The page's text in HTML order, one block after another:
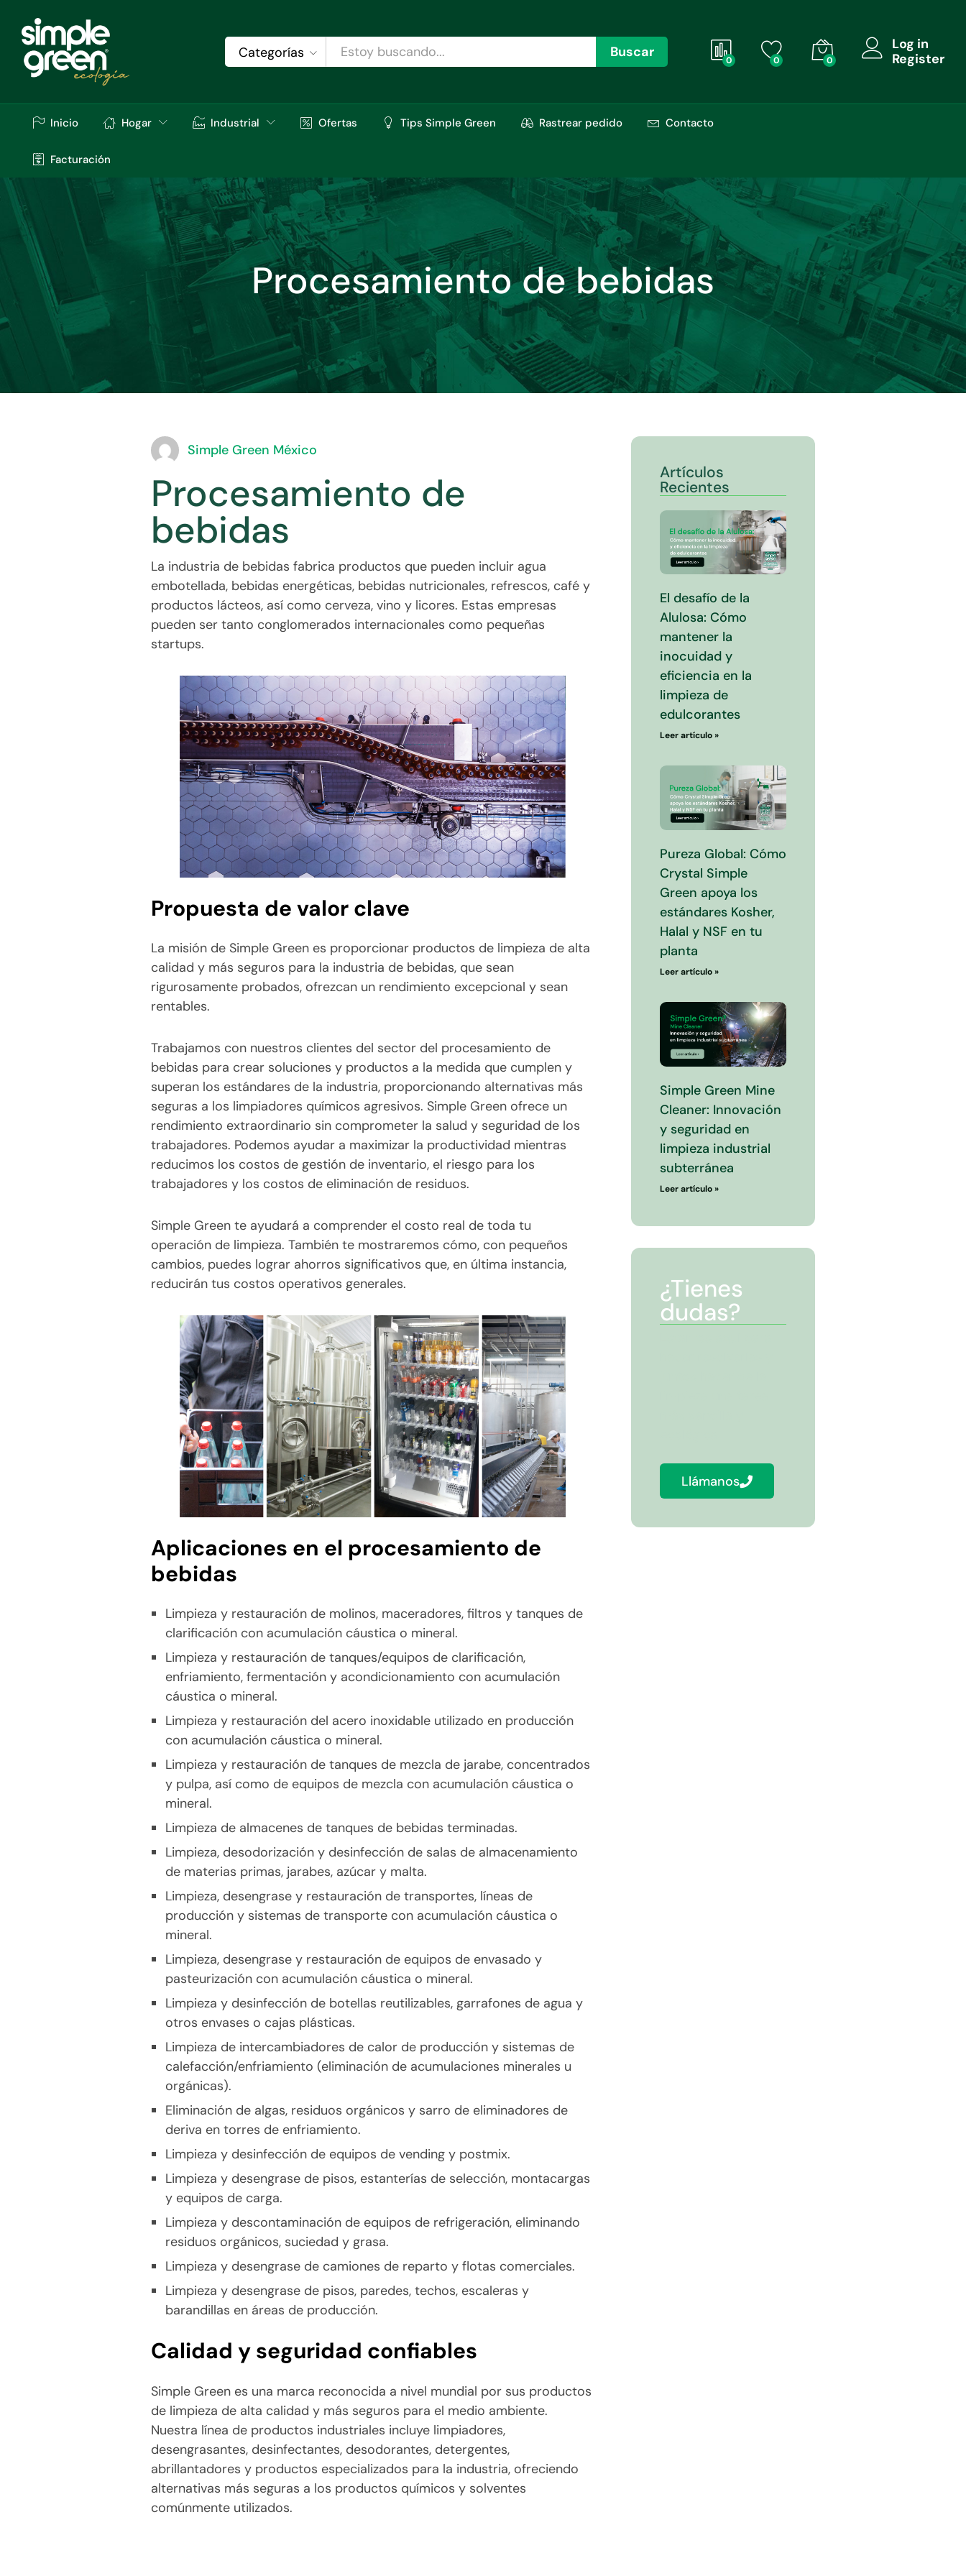
Categorías Buscar 0 0 0
Log in
Register
Inicio Hogar Industrial Ofertas Tips Simple Green Rastrear pedido Contacto
Facturación
Procesamiento de bebidas
Simple Green México
Procesamiento de
bebidas
La industria de bebidas fabrica productos que pueden incluir agua
embotellada, bebidas energéticas, bebidas nutricionales, refrescos, café y
productos lácteos, así como cerveza, vino y licores. Estas empresas
pueden ser tanto conglomerados internacionales como pequeñas
startups.
Propuesta de valor clave
La misión de Simple Green es proporcionar productos de limpieza de alta
calidad y más seguros para la industria de bebidas, que sean
rigurosamente probados, ofrezcan un rendimiento excepcional y sean
rentables.
Trabajamos con nuestros clientes del sector del procesamiento de
bebidas para crear soluciones y productos a la medida que cumplen y
superan los estándares de la industria, proporcionando alternativas más
seguras a los limpiadores químicos agresivos. Simple Green ofrece un
rendimiento extraordinario sin comprometer la salud y seguridad de los
trabajadores. Podemos ayudar a maximizar la productividad mientras
reducimos los costos de gestión de inventario, el riesgo para los
trabajadores y los costos de eliminación de residuos.
Simple Green te ayudará a comprender el costo real de toda tu
operación de limpieza. También te mostraremos cómo, con pequeños
cambios, puedes lograr ahorros significativos que, en última instancia,
reducirán tus costos operativos generales.
Aplicaciones en el procesamiento de
bebidas
Limpieza y restauración de molinos, maceradores, filtros y tanques de
clarificación con acumulación cáustica o mineral.
Limpieza y restauración de tanques/equipos de clarificación,
enfriamiento, fermentación y acondicionamiento con acumulación
cáustica o mineral.
Limpieza y restauración del acero inoxidable utilizado en producción
con acumulación cáustica o mineral.
Limpieza y restauración de tanques de mezcla de jarabe, concentrados
y pulpa, así como de equipos de mezcla con acumulación cáustica o
mineral.
Limpieza de almacenes de tanques de bebidas terminadas.
Limpieza, desodorización y desinfección de salas de almacenamiento
de materias primas, jarabes, azúcar y malta.
Limpieza, desengrase y restauración de transportes, líneas de
producción y sistemas de transporte con acumulación cáustica o
mineral.
Limpieza, desengrase y restauración de equipos de envasado y
pasteurización con acumulación cáustica o mineral.
Limpieza y desinfección de botellas reutilizables, garrafones de agua y
otros envases o cajas plásticas.
Limpieza de intercambiadores de calor de producción y sistemas de
calefacción/enfriamiento (eliminación de acumulaciones minerales u
orgánicas).
Eliminación de algas, residuos orgánicos y sarro de eliminadores de
deriva en torres de enfriamiento.
Limpieza y desinfección de equipos de vending y postmix.
Limpieza y desengrase de pisos, estanterías de selección, montacargas
y equipos de carga.
Limpieza y descontaminación de equipos de refrigeración, eliminando
residuos orgánicos, suciedad y grasa.
Limpieza y desengrase de camiones de reparto y flotas comerciales.
Limpieza y desengrase de pisos, paredes, techos, escaleras y
barandillas en áreas de producción.
Calidad y seguridad confiables
Simple Green es una marca reconocida a nivel mundial por sus productos
de limpieza de alta calidad y más seguros para el medio ambiente.
Nuestra línea de productos industriales incluye limpiadores,
desengrasantes, desinfectantes, desodorantes, detergentes,
abrillantadores y productos especializados para la industria, ofreciendo
alternativas más seguras a los productos químicos y solventes
comúnmente utilizados.
Artículos
Recientes
El desafío de la
Alulosa: Cómo
mantener la
inocuidad y
eficiencia en la
limpieza de
edulcorantes
Leer artículo »
Pureza Global: Cómo
Crystal Simple
Green apoya los
estándares Kosher,
Halal y NSF en tu
planta
Leer artículo »
Simple Green Mine
Cleaner: Innovación
y seguridad en
limpieza industrial
subterránea
Leer artículo »
¿Tienes
dudas?
Llámanos